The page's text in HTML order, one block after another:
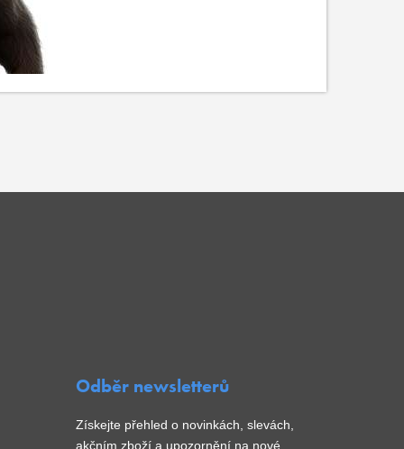
Odběr newsletterů
Získejte přehled o novinkách, slevách,
akčním zboží a upozornění na nové